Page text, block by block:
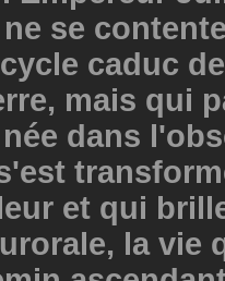
ne se
caduc
mais qui
dans
et qui
la vie